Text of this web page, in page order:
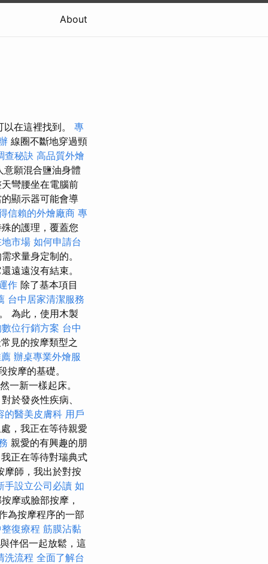
About
以在這裡找到。 專
線圈不斷地穿過頸
查秘訣 高品質外燴
意願混合鹽油身體
彎腰坐在電腦前
顯示器可能會導
信賴的外燴廠商 專
的護理，覆蓋您
市場 如何申請台
求量身定制的。
遠遠沒有結束。
作 除了基本項目
台中居家清潔服務
為此，使用木製
位行銷方案 台中
見的按摩類型之
辦桌專業外燴服
摩的基礎。
一新一樣起床。
於發炎性疾病、
的醫美皮膚科 用戶
，我正在等待親愛
親愛的有興趣的朋
正在等待對瑞典式
摩師，我出於對按
手設立公司必讀 如
摩或臉部按摩，
為按摩程序的一部
復療程 筋膜沾黏
伴侶一起放鬆，這
洗流程 全面了解台